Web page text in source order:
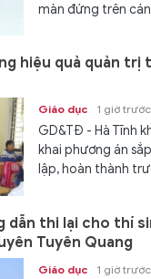
màn đứng trên
hiệu quả quản
Giáo dục 1 giờ trước
GD&TĐ - Hà Tĩnh
khai phương án
lập, hoàn thành
dẫn thi lại cho thí
Tuyên Quang
Giáo dục 1 giờ trước